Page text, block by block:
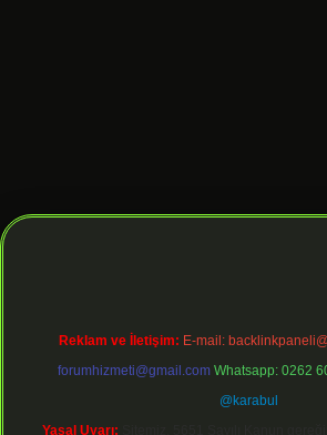
giriş
Reklam ve İletişim: E-mail:
forumhizmeti@gmail.com Whatsapp: 0262
@karabul
Yasal Uyarı: